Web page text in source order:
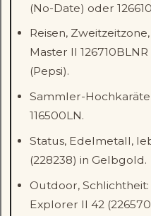
(No-Date) oder
Reisen,
Master II
(Pepsi).
Sammler-
116500LN.
Status, Edelmetall,
(228238) in Gelbgold.
Outdoor,
Explorer II 42